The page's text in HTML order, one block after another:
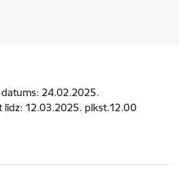
24.02.2025.
līdz: 12.03.2025. plkst.12.00